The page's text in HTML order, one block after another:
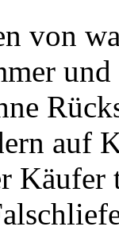
von
auf